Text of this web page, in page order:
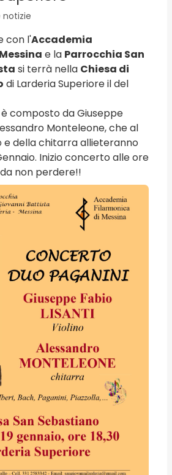
notizie
con l'Accademia
e la Parrocchia San
si terrà nella Chiesa di
di Larderia Superiore il del
è composto da Giuseppe
Monteleone, che al
e della chitarra allieteranno
Inizio concerto alle ore
non perdere!!